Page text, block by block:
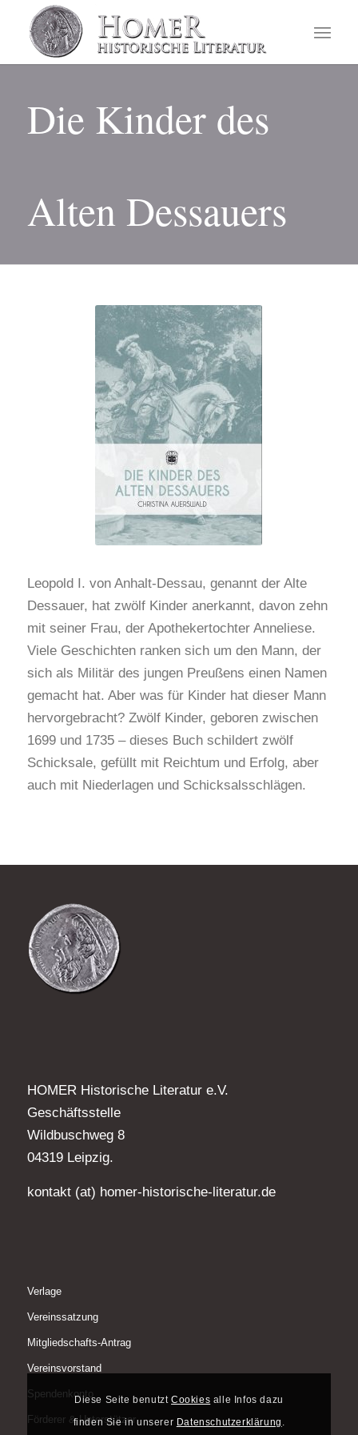
Die Kinder des
Alten Dessauers
Leopold I. von Anhalt-Dessau, genannt der Alte
Dessauer, hat zwölf Kinder anerkannt, davon zehn
mit seiner Frau, der Apothekertochter Anneliese.
Viele Geschichten ranken sich um den Mann, der
sich als Militär des jungen Preußens einen Namen
gemacht hat. Aber was für Kinder hat dieser Mann
hervorgebracht? Zwölf Kinder, geboren zwischen
1699 und 1735 – dieses Buch schildert zwölf
Schicksale, gefüllt mit Reichtum und Erfolg, aber
auch mit Niederlagen und Schicksalsschlägen.
HOMER Historische Literatur e.V.
Geschäftsstelle
Wildbuschweg 8
04319 Leipzig.
kontakt (at) homer-historische-literatur.de
Verlage
Vereinssatzung
Mitgliedschafts-Antrag
Vereinsvorstand
Spendenkonto
Förderer & Unterstützer
Diese Seite benutztCookies alle Infos dazu
finden Sie in unserer Datenschutzerklärung